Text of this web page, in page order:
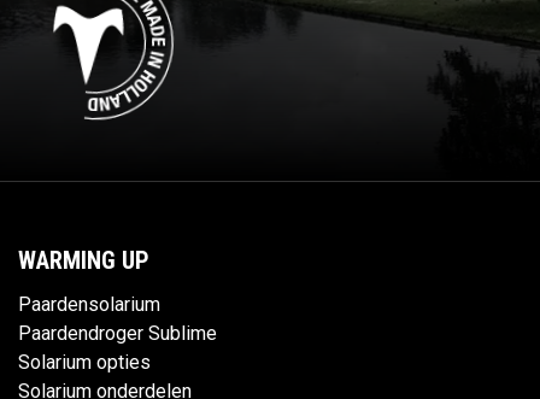
WARMING UP
Paardensolarium
Paardendroger Sublime
Solarium opties
Solarium onderdelen